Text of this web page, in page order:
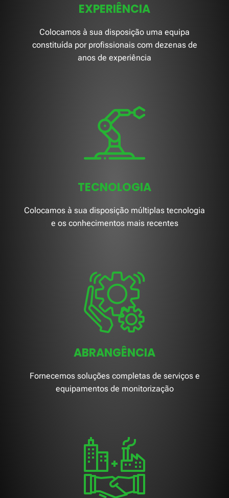
EXPERIÊNCIA
Colocamos à sua disposição uma equipa
constituída por profissionais com dezenas de
anos de experiência
TECNOLOGIA
Colocamos à sua disposição múltiplas tecnologia
e os conhecimentos mais recentes
ABRANGÊNCIA
Fornecemos soluções completas de serviços e
equipamentos de monitorização